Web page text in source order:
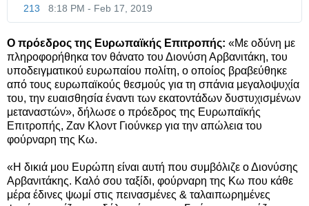
213 8:18 PM - Feb 17, 2019
Ο πρόεδρος της Ευρωπαϊκής Επιτροπής: «Με οδύνη με
πληροφορήθηκα τον θάνατο του Διονύση Αρβανιτάκη, του
υποδειγματικού ευρωπαίου πολίτη, ο οποίος βραβεύθηκε
από τους ευρωπαϊκούς θεσμούς για τη σπάνια μεγαλοψυχία
του, την ευαισθησία έναντι των εκατοντάδων δυστυχισμένων
μεταναστών», δήλωσε ο πρόεδρος της Ευρωπαϊκής
Επιτροπής, Ζαν Κλοντ Γιούνκερ για την απώλεια του
φούρναρη της Κω.
«Η δικιά μου Ευρώπη είναι αυτή που συμβόλιζε ο Διονύσης
Αρβανιτάκης. Καλό σου ταξίδι, φούρναρη της Κω που κάθε
μέρα έδινες ψωμί στις πεινασμένες & ταλαιπωρημένες